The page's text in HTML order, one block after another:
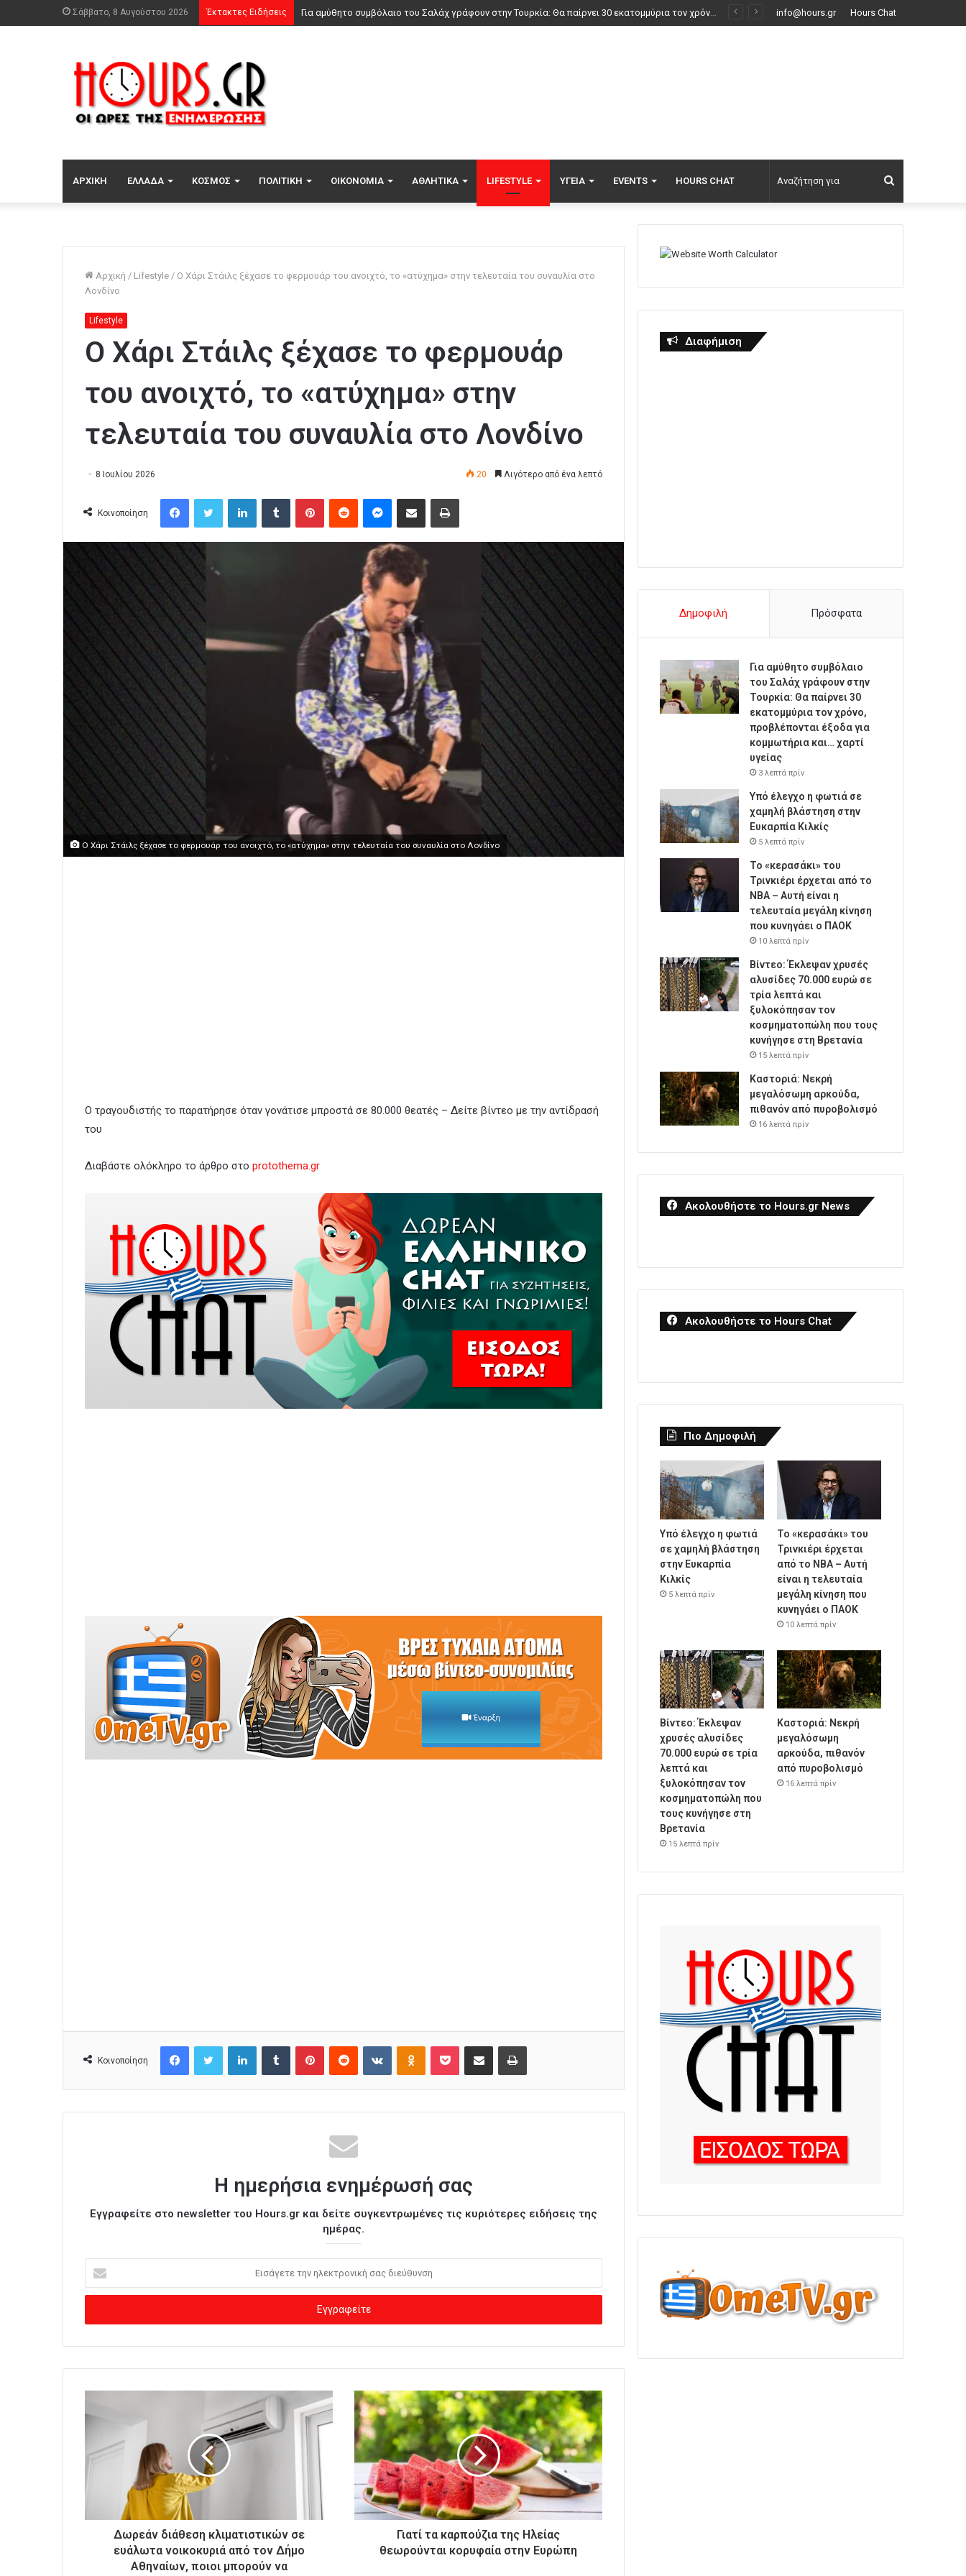
Σάββατο, 8 Αυγούστου 2026 Έκτακτες Ειδήσεις Υπό έλεγχο η φωτιά σε χαμηλή βλάστηση στην Ευκαρπία Κιλκίς info@hours.gr Hours Chat
ΑΡΧΙΚΉ ΕΛΛΆΔΑ ΚΌΣΜΟΣ ΠΟΛΙΤΙΚΉ ΟΙΚΟΝΟΜΊΑ ΑΘΛΗΤΙΚΆ LIFESTYLE ΥΓΕΊΑ EVENTS HOURS CHAT
για
Αρχική / Lifestyle / Ο Χάρι Στάιλς ξέχασε το φερμουάρ του ανοιχτό, το «ατύχημα» στην τελευταία του συναυλία στο
Λονδίνο
Lifestyle
Ο Χάρι Στάιλς ξέχασε το φερμουάρ
του ανοιχτό, το «ατύχημα» στην
τελευταία του συναυλία στο Λονδίνο
8 Ιουλίου 2026 20 Λιγότερο από ένα λεπτό
Κοινοποίηση
Ο Χάρι Στάιλς ξέχασε το φερμουάρ του ανοιχτό, το «ατύχημα» στην τελευταία του συναυλία στο Λονδίνο
Ο τραγουδιστής το παρατήρησε όταν γονάτισε μπροστά σε 80.000 θεατές – Δείτε βίντεο με την αντίδρασή
του
Διαβάστε ολόκληρο το άρθρο στο protothema.gr
Κοινοποίηση
Η ημερήσια ενημέρωσή σας
Εγγραφείτε στο newsletter του Hours.gr και δείτε συγκεντρωμένες τις κυριότερες ειδήσεις της
ημέρας.
σ
γ
ε
ν
ο
Δωρεάν διάθεση κλιματιστικών σε
ευάλωτα νοικοκυριά από τον Δήμο
Αθηναίων, ποιοι μπορούν να
Γιατί τα καρπούζια της Ηλείας
θεωρούνται κορυφαία στην Ευρώπη
Διαφήμιση
Δημοφιλή Πρόσφατα
Για αμύθητο συμβόλαιο
του Σαλάχ γράφουν στην
Τουρκία: Θα παίρνει 30
εκατομμύρια τον χρόνο,
προβλέπονται έξοδα για
κομμωτήρια και… χαρτί
υγείας
3 λεπτά πρίν
Υπό έλεγχο η φωτιά σε
χαμηλή βλάστηση στην
Ευκαρπία Κιλκίς
5 λεπτά πρίν
Το «κερασάκι» του
Τρινκιέρι έρχεται από το
NBA – Αυτή είναι η
τελευταία μεγάλη κίνηση
που κυνηγάει ο ΠΑΟΚ
10 λεπτά πρίν
Βίντεο: Έκλεψαν χρυσές
αλυσίδες 70.000 ευρώ σε
τρία λεπτά και
ξυλοκόπησαν τον
κοσμηματοπώλη που τους
κυνήγησε στη Βρετανία
15 λεπτά πρίν
Καστοριά: Νεκρή
μεγαλόσωμη αρκούδα,
πιθανόν από πυροβολισμό
16 λεπτά πρίν
Ακολουθήστε το Hours.gr News
Ακολουθήστε το Hours Chat
Πιο Δημοφιλή
Υπό έλεγχο η φωτιά
σε χαμηλή βλάστηση
στην Ευκαρπία
Κιλκίς
5 λεπτά πρίν
Το «κερασάκι» του
Τρινκιέρι έρχεται
από το NBA – Αυτή
είναι η τελευταία
μεγάλη κίνηση που
κυνηγάει ο ΠΑΟΚ
10 λεπτά πρίν
Βίντεο: Έκλεψαν
χρυσές αλυσίδες
70.000 ευρώ σε τρία
λεπτά και
ξυλοκόπησαν τον
κοσμηματοπώλη που
τους κυνήγησε στη
Βρετανία
15 λεπτά πρίν
Καστοριά: Νεκρή
μεγαλόσωμη
αρκούδα, πιθανόν
από πυροβολισμό
16 λεπτά πρίν